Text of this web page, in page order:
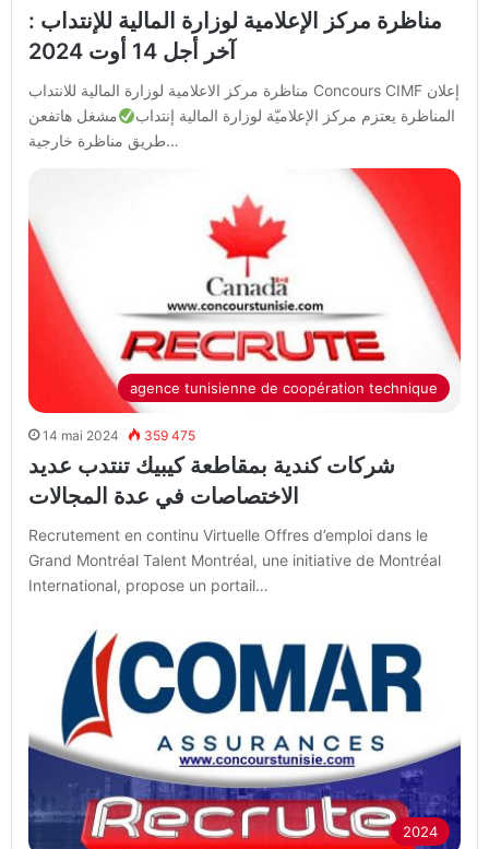
مناظرة مركز الإعلامية لوزارة المالية للإنتداب :
آخر أجل 14 أوت 2024
مناظرة مركز الاعلامية لوزارة المالية للانتداب Concours CIMF إعلان
المناظرة يعتزم مركز الإعلاميّة لوزارة المالية إنتداب
مشغل هاتفعن
طريق مناظرة خارجية…
agence tunisienne de coopération technique
14 mai 2024 359 475
شركات كندية بمقاطعة كيبيك تنتدب عديد
الاختصاصات في عدة المجالات
Recrutement en continu Virtuelle Offres d’emploi dans le
Grand Montréal Talent Montréal, une initiative de Montréal
International, propose un portail…
2024